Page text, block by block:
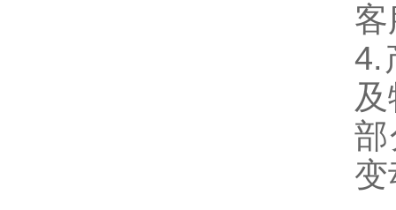
4.